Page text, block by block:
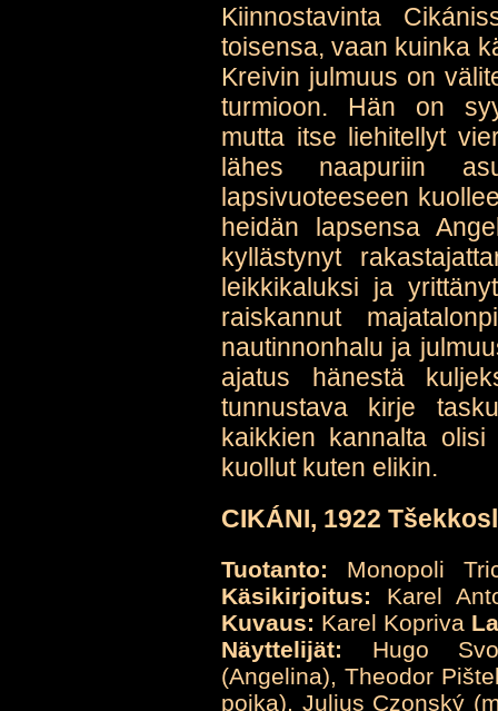
Kiinnostavinta
toisensa, vaan kuinka
Kreivin julmuus on
turmioon. Hän on
mutta itse liehitellyt
lähes naapuriin
lapsivuoteeseen
heidän lapsensa
kyllästynyt
leikkikaluksi ja
raiskannut
nautinnonhalu ja
ajatus hänestä
tunnustava kirje
kaikkien kannalta
kuollut kuten elikin.
CIKÁNI, 1922
Tuotanto: Monopoli
Käsikirjoitus: Karel
Kuvaus: Karel Kopriva
Näyttelijät: Hugo
(Angelina), Theodor
poika), Julius Czonský